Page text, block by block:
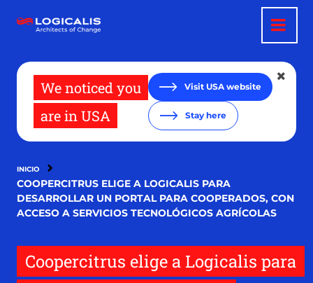
contenido
We noticed you
are in USA
Visit USA website
Stay here
INICIO
COOPERCITRUS ELIGE A LOGICALIS PARA
DESARROLLAR UN PORTAL PARA COOPERADOS, CON
ACCESO A SERVICIOS TECNOLÓGICOS AGRÍCOLAS
Coopercitrus elige a Logicalis para